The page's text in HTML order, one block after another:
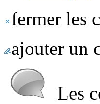
fermer les
ajouter un
Les